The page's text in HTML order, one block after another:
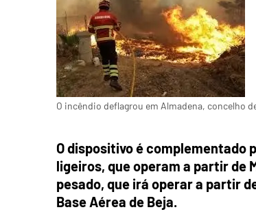
O incêndio deflagrou em Almadena, concelho
O dispositivo é
ligeiros, que operam a partir de
pesado, que irá operar a partir
Base Aérea de Beja.